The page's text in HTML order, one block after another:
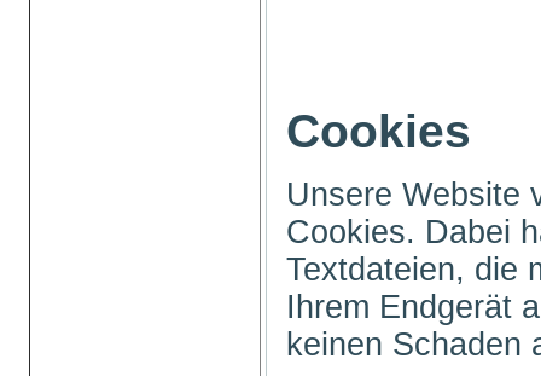
Cookies
Unsere Website
Cookies. Dabei
Textdateien, die
Ihrem Endgerät
keinen Schaden